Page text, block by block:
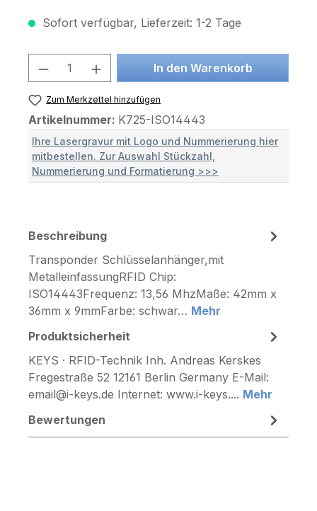
Sofort verfügbar, Lieferzeit: 1-2 Tage
Produkt Anzahl: Gib den
In den Warenkorb
Zum Merkzettel hinzufügen
Artikelnummer: K725-ISO14443
Ihre Lasergravur mit Logo und Nummerierung hier
mitbestellen. Zur Auswahl Stückzahl,
Nummerierung und Formatierung >>>
Beschreibung
Transponder Schlüsselanhänger,mit
MetalleinfassungRFID Chip:
ISO14443Frequenz: 13,56 MhzMaße: 42mm x
36mm x 9mmFarbe: schwar… Mehr
Produktsicherheit
KEYS · RFID-Technik Inh. Andreas Kerskes
Fregestraße 52 12161 Berlin Germany E-Mail:
email@i-keys.de Internet: www.i-keys.... Mehr
Bewertungen